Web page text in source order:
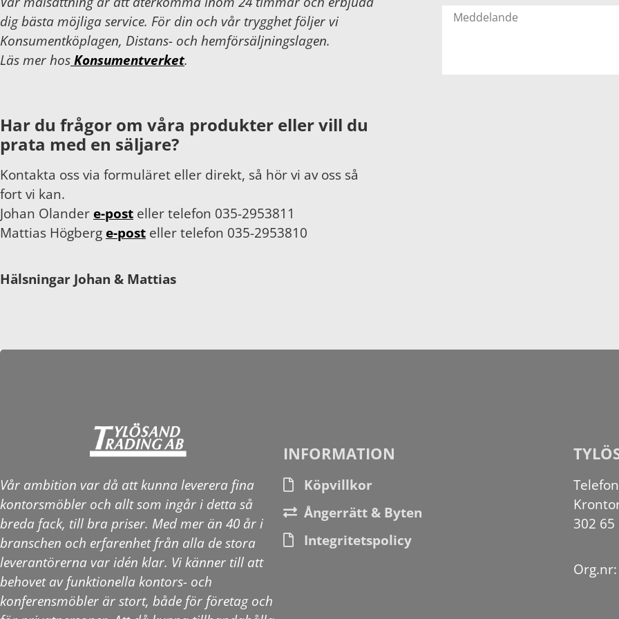
dig bästa möjliga service. För din och vår trygghet följer vi
Konsumentköplagen, Distans- och hemförsäljningslagen.
Läs mer hosKonsumentverket.
Har du frågor om våra produkter eller vill du
prata med en säljare?
Kontakta oss via formuläret eller direkt, så hör vi av oss så
fort vi kan.
Johan Olander e-post eller telefon 035-2953811
Mattias Högberg e-post eller telefon 035-2953810
Hälsningar Johan & Mattias
Vår ambition var då att kunna leverera fina
kontorsmöbler och allt som ingår i detta så
breda fack, till bra priser. Med mer än 40 år i
branschen och erfarenhet från alla de stora
leverantörerna var idén klar. Vi känner till att
behovet av funktionella kontors- och
konferensmöbler är stort, både för företag och
INFORMATION
Köpvillkor
Ångerrätt & Byten
Integritetspolicy
302